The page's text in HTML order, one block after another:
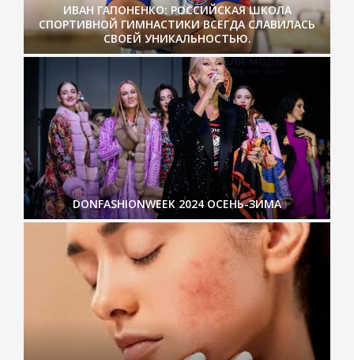
ИВАН ГАПОНЕНКО: РОССИЙСКАЯ ШКОЛА
СПОРТИВНОЙ ГИМНАСТИКИ ВСЕГДА СЛАВИЛАСЬ
СВОЕЙ УНИКАЛЬНОСТЬЮ.
DONFASHIONWEEK 2024 ОСЕНЬ-ЗИМА